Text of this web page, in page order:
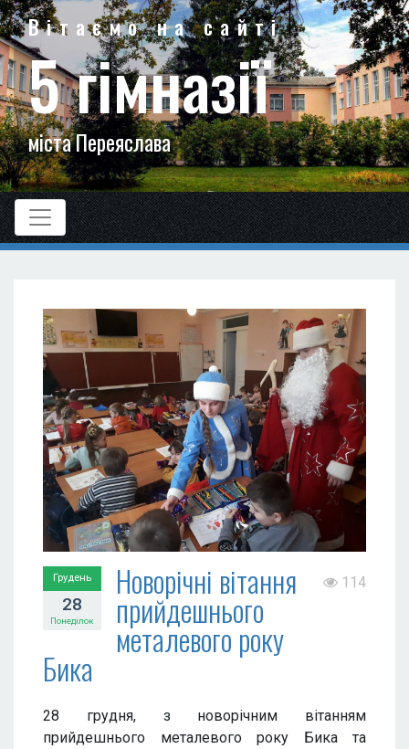
Вітаємо на сайті
5 гімназії
міста Переяслава
Грудень
28
Понеділок
Новорічні вітання
прийдешнього
металевого року
Бика
114
28 грудня, з новорічним вітанням
прийдешнього металевого року Бика та